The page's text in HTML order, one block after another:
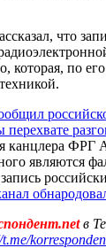
что
которая, по
канцлера ФРГ
являются
в